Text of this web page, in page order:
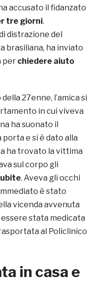
accusato il fidanzato
tre giorni.
distrazione del
brasiliana, ha inviato
per chiedere aiuto
27enne, l’amica si
in cui viveva
ha suonato il
e si è dato alla
ha trovato la vittima
sul corpo gli
. Aveva gli occhi
è stato
vicenda avvenuta
stata medicata
al Policlinico
in casa e